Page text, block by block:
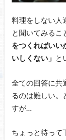
料理をしない人
と聞いてみるこ
をつくればいい
いしくない」 と
全ての回答に共
るのは難しい。
すが…
ちょっと待って